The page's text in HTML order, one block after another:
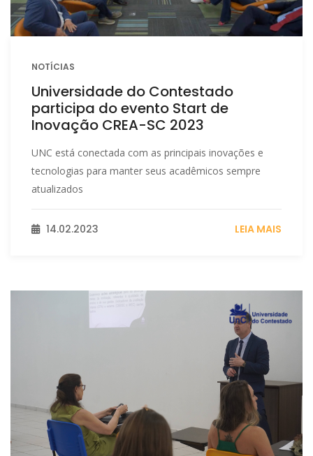
NOTÍCIAS
Universidade do Contestado
participa do evento Start de
Inovação CREA-SC 2023
UNC está conectada com as principais inovações e
tecnologias para manter seus acadêmicos sempre
atualizados
14.02.2023 LEIA MAIS